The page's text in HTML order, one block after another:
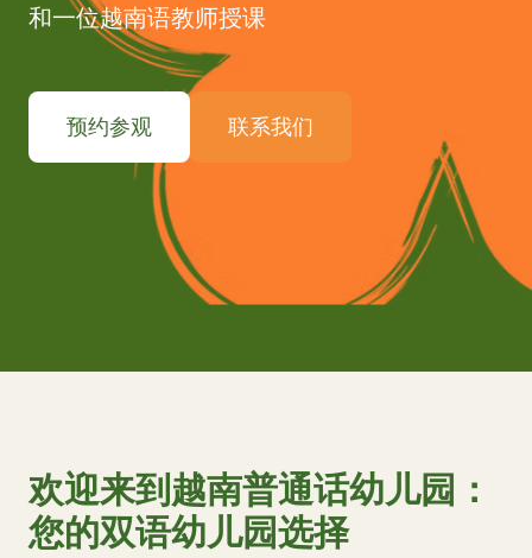
和一位越南语教师授课
预约参观 联系我们
欢迎来到越南普通话幼儿园：
您的双语幼儿园选择